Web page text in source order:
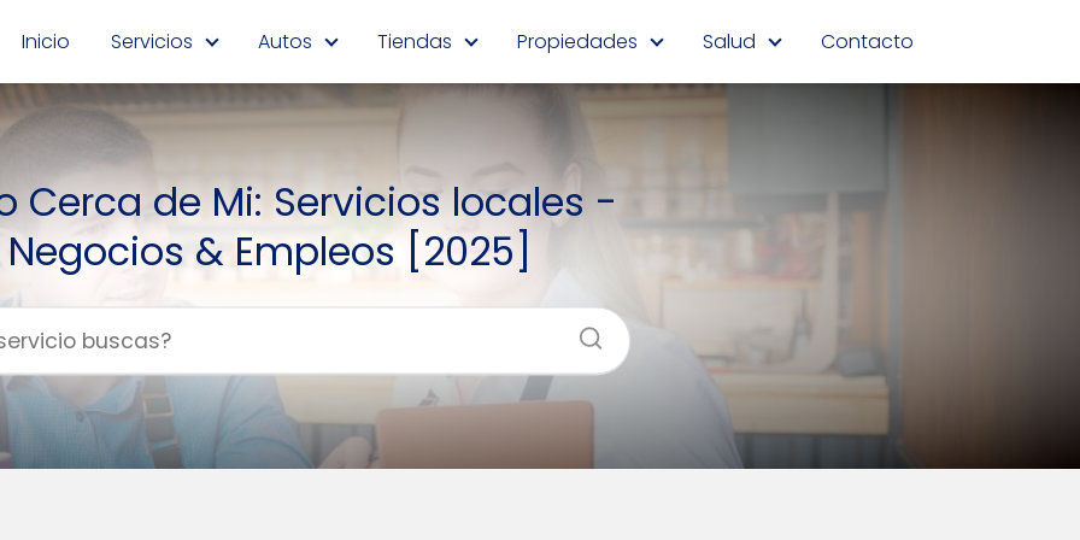
Inicio Servicios Autos Tiendas Propiedades Salud Contacto
Cerca de Mi: Servicios locales -
Negocios & Empleos [2025]